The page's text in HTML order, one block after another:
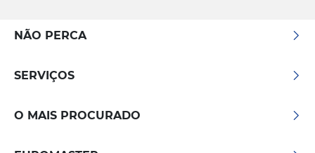
NÃO PERCA
SERVIÇOS
O MAIS PROCURADO